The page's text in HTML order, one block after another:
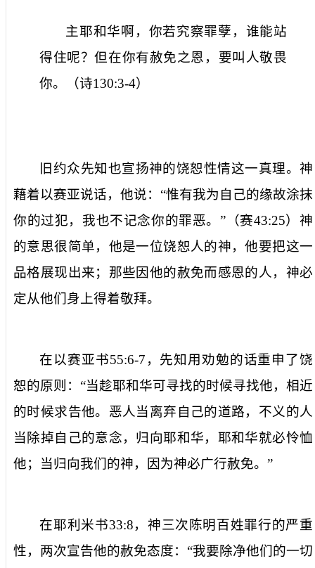
主耶和华啊，你若究察罪孽，谁能站
得住呢？但在你有赦免之恩，要叫人敬畏
你。（诗130:3-4）
旧约众先知也宣扬神的饶恕性情这一真理。神
藉着以赛亚说话，他说：“惟有我为自己的缘故涂抹
你的过犯，我也不记念你的罪恶。”（赛43:25）神
的意思很简单，他是一位饶恕人的神，他要把这一
品格展现出来；那些因他的赦免而感恩的人，神必
定从他们身上得着敬拜。
在以赛亚书55:6-7 ，先知用劝勉的话重申了饶
恕的原则：“当趁耶和华可寻找的时候寻找他，相近
的时候求告他。恶人当离弃自己的道路，不义的人
当除掉自己的意念，归向耶和华，耶和华就必怜恤
他；当归向我们的神，因为神必广行赦免。”
在耶利米书33:8，神三次陈明百姓罪行的严重
性，两次宣告他的赦免态度：“我要除净他们的一切